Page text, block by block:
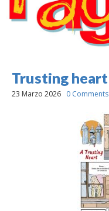
Trusting heart
23 Marzo 2026 0 Comments